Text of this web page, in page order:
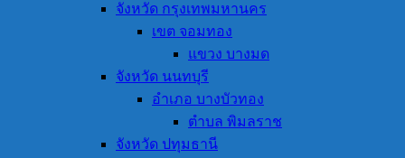
จังหวัด กรุงเทพมหานคร
เขต จอมทอง
แขวง บางมด
จังหวัด นนทบุรี
อำเภอ บางบัวทอง
ตำบล พิมลราช
จังหวัด ปทุมธานี